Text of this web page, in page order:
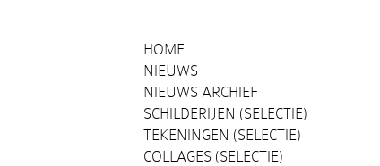
HOME
NIEUWS
NIEUWS ARCHIEF
SCHILDERIJEN (SELECTIE)
TEKENINGEN (SELECTIE)
COLLAGES (SELECTIE)